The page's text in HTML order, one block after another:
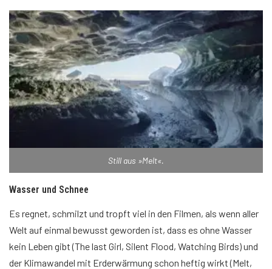
Still aus »Melt«.
Wasser und Schnee
Es regnet, schmilzt und tropft viel in den Filmen, als wenn aller
Welt auf einmal bewusst geworden ist, dass es ohne Wasser
kein Leben gibt (The last Girl, Silent Flood, Watching Birds) und
der Klimawandel mit Erderwärmung schon heftig wirkt (Melt,